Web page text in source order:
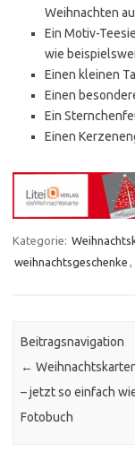
Weihnachten
Ein Motiv-
wie
Einen kleinen
Einen
Ein
Einen
Kategorie:
weihnachtsgeschenke ,
Beitragsnavigation
←
– jetzt so einfach
Fotobuch